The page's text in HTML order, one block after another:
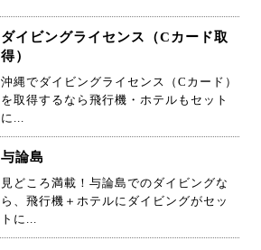
ダイビングライセンス（Cカード取
得）
沖縄でダイビングライセンス（Cカード）
を取得するなら飛行機・ホテルもセット
に...
与論島
見どころ満載！与論島でのダイビングな
ら、飛行機＋ホテルにダイビングがセッ
トに...